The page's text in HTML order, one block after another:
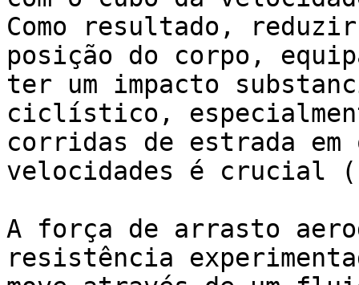
Como resultado,
posição do corpo,
ter um impacto
ciclístico,
corridas de estrada em
velocidades é crucial
A força de arrasto
resistência